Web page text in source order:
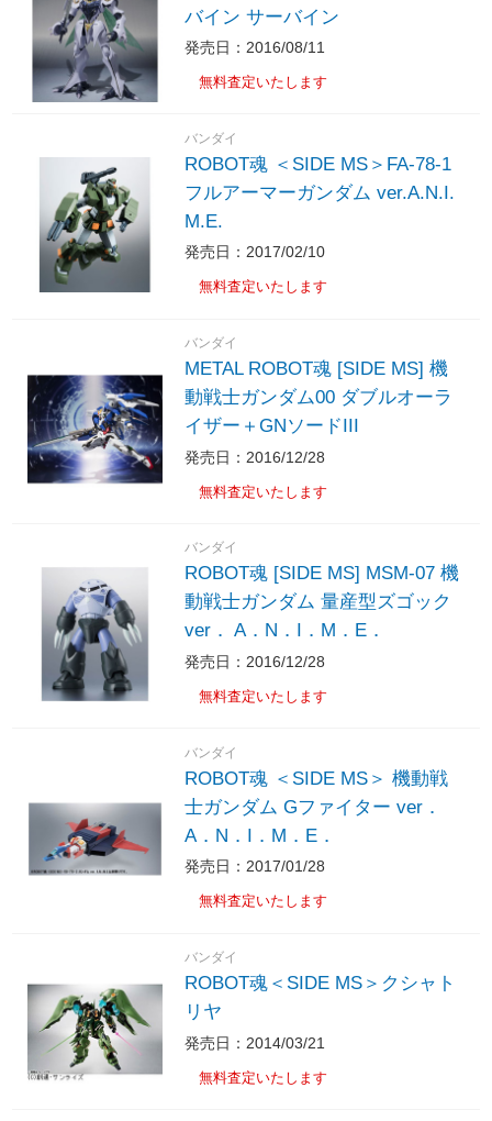
バイン サーバイン
発売日：2016/08/11
無料査定いたします
バンダイ
ROBOT魂 ＜SIDE MS＞FA-78-1
フルアーマーガンダム ver.A.N.I.
M.E.
発売日：2017/02/10
無料査定いたします
バンダイ
METAL ROBOT魂 [SIDE MS] 機
動戦士ガンダム00 ダブルオーラ
イザー＋GNソードIII
発売日：2016/12/28
無料査定いたします
バンダイ
ROBOT魂 [SIDE MS] MSM-07 機
動戦士ガンダム 量産型ズゴック
ver． A．N．I．M．E．
発売日：2016/12/28
無料査定いたします
バンダイ
ROBOT魂 ＜SIDE MS＞ 機動戦
士ガンダム Gファイター ver．
A．N．I．M．E．
発売日：2017/01/28
無料査定いたします
バンダイ
ROBOT魂＜SIDE MS＞クシャト
リヤ
発売日：2014/03/21
無料査定いたします